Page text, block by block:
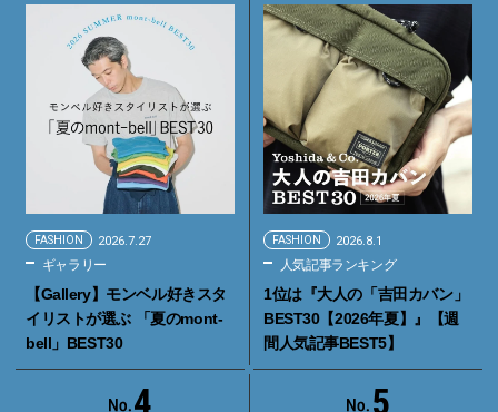
FASHION 2026.7.27
ギャラリー
【Gallery】モンベル好きスタ
イリストが選ぶ 「夏のmont-
bell」BEST30
FASHION 2026.8.1
人気記事ランキング
1位は『大人の「吉田カバン」
BEST30【2026年夏】』【週
間人気記事BEST5】
4 5